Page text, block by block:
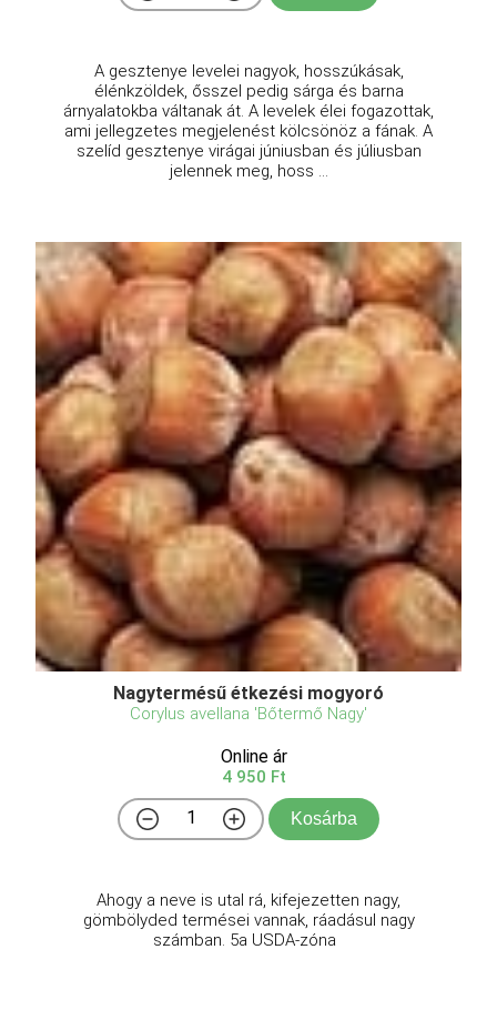
A gesztenye levelei nagyok, hosszúkásak,
élénkzöldek, ősszel pedig sárga és barna
árnyalatokba váltanak át. A levelek élei fogazottak,
ami jellegzetes megjelenést kölcsönöz a fának. A
szelíd gesztenye virágai júniusban és júliusban
jelennek meg, hoss ...
Nagytermésű étkezési mogyoró
Corylus avellana 'Bőtermő Nagy'
Online ár
4 950 Ft
Kosárba
Ahogy a neve is utal rá, kifejezetten nagy,
gömbölyded termései vannak, ráadásul nagy
számban. 5a USDA-zóna